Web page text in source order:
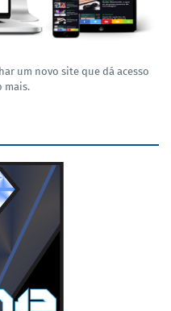
um novo site que dá acesso
mais.
muito mais